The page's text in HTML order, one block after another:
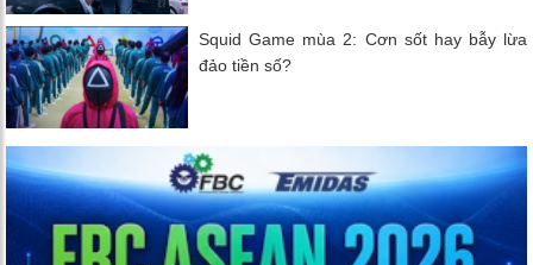
Squid Game mùa 2: Cơn sốt hay bẫy lừa
đảo tiền số?